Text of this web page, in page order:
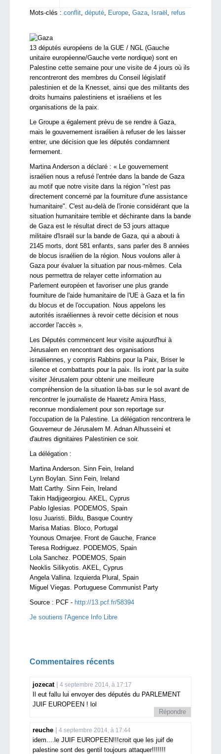
Mots-clés : conflit, député, Europe, Gaza, Israël , refus
13 députés européens de la GUE / NGL (Gauche
unitaire européenne/Gauche verte nordique) sont en
Palestine cette semaine pour une visite de 4 jours où ils
rencontreront des membres du Conseil législatif
palestinien et de la Knesset, ainsi que des militants des
droits humains palestiniens et israéliens et les
organisations de la paix.
Le Groupe a également prévu de se rendre à Gaza,
mais le gouvernement israélien à refuser de les laisser
entrer, une décision que les députés condamnent
fermement.
Martina Anderson a déclaré : « Le gouvernement
israélien nous a refusé l'entrée dans la bande de Gaza
au motif que notre visite dans la région "n'est pas
directement concerné par la fourniture d'une assistance
humanitaire". C'est au-delà de l'ironie considérant que la
situation humanitaire terrible et déchirante dans la bande
de Gaza est le résultat direct de 53 jours attaque
militaire d'Israël sur la bande de Gaza, qui a abouti à
2145 morts, dont 581 enfants, sans parler des 8 années
de blocus israélien de la région. Nous voulons aller à
Gaza pour évaluer la situation par nous-mêmes. Cela
nous permettra de relayer cette information au
Parlement européen et favoriser une plus grande
fourniture de l'aide humanitaire de l'UE à Gaza et la fin
du blocus et de l'occupation. Nous appelons les
autorités israéliennes à revoir cette décision et nous
accorder l'accès ».
Les Députés commencent leur visite aujourd'hui à
Jérusalem en rencontrant des organisations
israéliennes, y compris Rabbins pour la Paix, Briser le
silence et combattants pour la paix. Ils iront par la suite
visiter Jérusalem pour obtenir une meilleure
compréhension de la situation là-bas sur le sol avant de
rencontrer le journaliste de Haaretz Amira Hass,
reconnue mondialement pour son reportage sur
l'occupation de la Palestine. La délégation rencontrera le
Gouverneur de Jérusalem M. Adnan Alhusseini et
d'autres dignitaires Palestinien ce soir.
La délégation :
Martina Anderson. Sinn Fein, Ireland
Lynn Boylan. Sinn Fein, Ireland
Matt Carthy. Sinn Fein, Ireland
Takin Hadjigeorgiou. AKEL, Cyprus
Pablo Iglesias. PODEMOS, Spain
Iosu Juaristi. Bildu, Basque Country
Marisa Matias. Bloco, Portugal
Younous Omarjee. Front de Gauche, France
Teresa Rodriguez. PODEMOS, Spain
Lola Sanchez. PODEMOS, Spain
Neoklis Silikyotis. AKEL, Cyprus
Angela Vallina. Izquierda Plural, Spain
Miguel Viegas. Portuguese Communist Party
Source : PCF - http://13.pcf.fr/58394
Je soutiens l'Agence Info Libre
Commentaires récents
jozecat 4 septembre 2014, à 17:17
Il eut fallu lui envoyer des députés du PARLEMENT
JUIF EUROPEEN ! lol
Répondre
reuche 4 septembre 2014, à 17:44
idem....le JUIF EUROPEEN!!!croit que les juif de
palestine sont des gentil toujours attaquer!!!!!!!